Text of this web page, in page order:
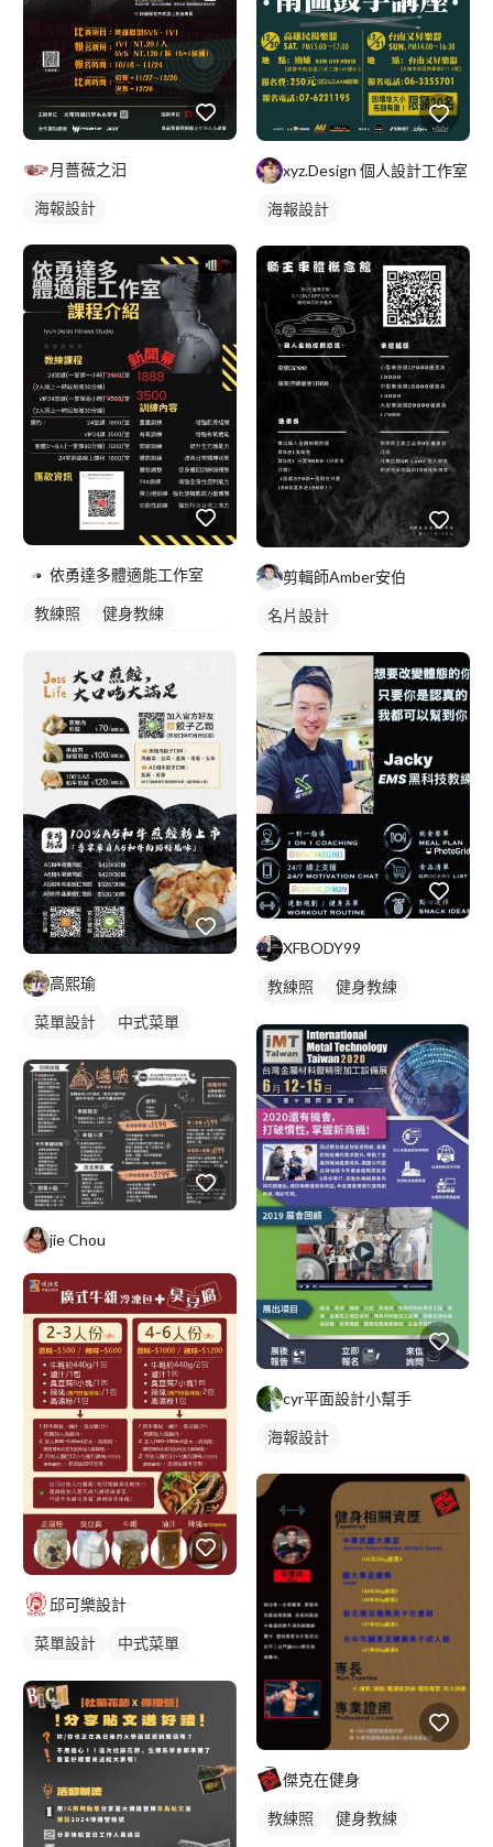
月薔薇之汨
海報設計
依勇達多體適能工作室
教練照
健身教練
高熙瑜
菜單設計
中式菜單
jie Chou
邱可樂設計
菜單設計
中式菜單
xyz.Design 個人設計工作室
海報設計
剪輯師Amber安伯
名片設計
XFBODY99
教練照
健身教練
私人健身教練
cyr平面設計小幫手
海報設計
傑克在健身
教練照
健身教練